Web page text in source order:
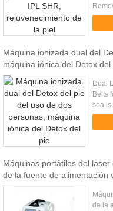
Máquina ionizada dual del
máquina iónica del Detox del
Dual
Belts
spa is
Máquinas portátiles del
de la fuente de alimentación
de la